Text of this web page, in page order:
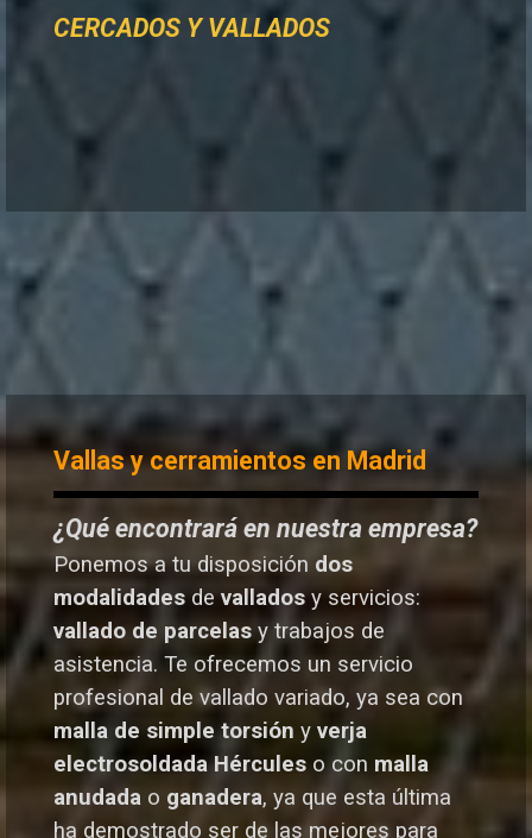
CERCADOS Y VALLADOS
Vallas y cerramientos en Madrid
¿Qué encontrará en nuestra empresa?
Ponemos a tu disposición dos
modalidades devallados y servicios:
vallado de parcelas y trabajos de
asistencia. Te ofrecemos un servicio
profesional de vallado variado, ya sea con
malla de simple torsión y verja
electrosoldada Hércules o con malla
anudada o ganadera, ya que esta última
ha demostrado ser de las mejores para